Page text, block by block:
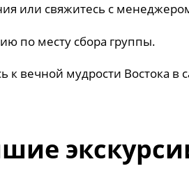
или свяжитесь с
по месту сбора группы.
вечной мудрости Востока в